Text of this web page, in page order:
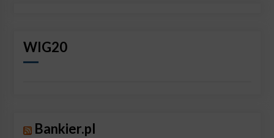
WIG20
Bankier.pl